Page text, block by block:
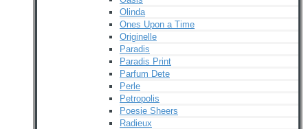
Olinda
Ones Upon a Time
Originelle
Paradis
Paradis Print
Parfum Dete
Perle
Petropolis
Poesie Sheers
Radieux